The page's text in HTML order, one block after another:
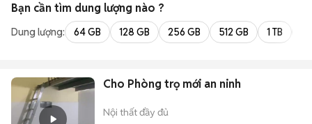
Bạn cần tìm dung lượng nào ?
Dung lượng: 64 GB 128 GB 256 GB 512 GB 1 TB
Cho Phòng trọ mới an ninh
Nội thất đầy đủ